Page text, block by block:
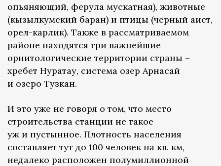
опьяняющий, ферула мускатная), животные
(кызылкумский баран) и птицы (черный аист,
орел-карлик). Также в рассматриваемом
районе находятся три важнейшие
орнитологические территории страны –
хребет Нуратау, система озер Арнасай
и озеро Тузкан.
И это уже не говоря о том, что место
строительства станции не такое
уж и пустынное. Плотность населения
составляет тут до 100 человек на кв. км,
недалеко расположен полумиллионной